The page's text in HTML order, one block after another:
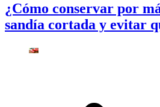
¿Cómo conservar por
sandía cortada y evitar